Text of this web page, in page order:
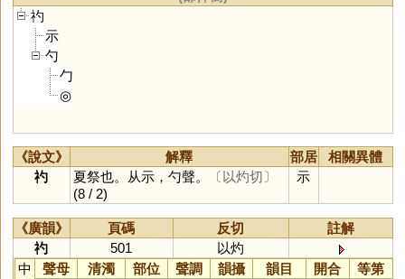
礿
示
勺
勹
◎
《說文》 解釋 部居
相關異體
礿
夏祭也。从示，勺聲。
〔以灼切〕
(8 / 2)
示
《廣韻》 頁碼 反切
註解
礿
501
以灼
中
聲母 清濁 部位 聲調 韻攝 韻目 開合
等第